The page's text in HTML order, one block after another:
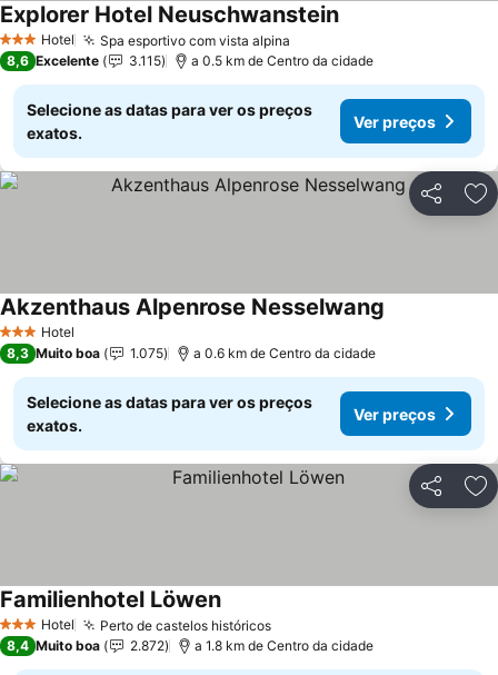
3 EstrelasHotel Spa esportivo com vista alpina
Explorer Hotel Neuschwanstein
8,6 Excelente 3.115 a 0.5 km de Centro da cidade
Selecione as datas para ver os preços
exatos.
Ver preços
Partilhar
3 EstrelasHotel
Akzenthaus Alpenrose Nesselwang
8,3 Muito boa 1.075 a 0.6 km de Centro da cidade
Selecione as datas para ver os preços
exatos.
Ver preços
Partilhar
3 EstrelasHotel Perto de castelos históricos
Familienhotel Löwen
8,4 Muito boa 2.872 a 1.8 km de Centro da cidade